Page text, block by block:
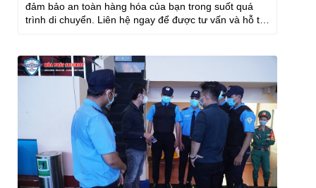
đảm bảo an toàn hàng hóa của bạn trong suốt quá
trình di chuyển. Liên hệ ngay để được tư vấn và hỗ trợ